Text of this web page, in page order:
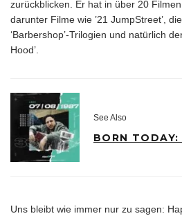
zurückblicken. Er hat in über 20
darunter Filme wie ’21 JumpStreet’, die
‘Barbershop’-Trilogien und natürlich
Hood’.
See Also
BORN
Uns bleibt wie immer nur zu sagen: